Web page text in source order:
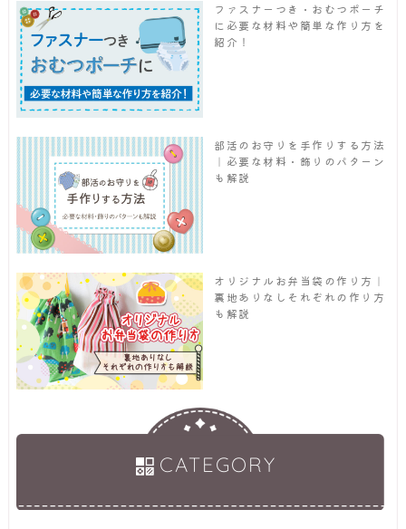
ファスナーつき・おむつポーチ
に必要な材料や簡単な作り方を
紹介！
部活のお守りを手作りする方法
｜必要な材料・飾りのパターン
も解説
オリジナルお弁当袋の作り方｜
裏地ありなしそれぞれの作り方
も解説
CATEGORY